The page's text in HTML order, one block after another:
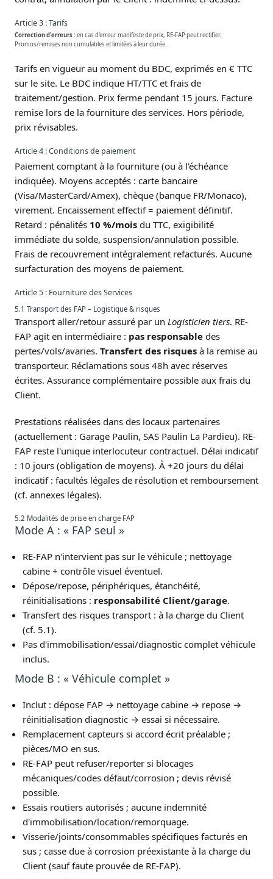
Article 3 : Tarifs
Correction d'erreurs : en cas d'erreur manifeste de prix, RE-FAP peut rectifier.
Promos/remises non cumulables et limitées à leur durée.
Tarifs en vigueur au moment du BDC, exprimés en € TTC
sur le site. Le BDC indique HT/TTC et frais de
traitement/gestion. Prix ferme pendant 15 jours. Facture
remise lors de la fourniture des services. Hors période,
prix révisables.
Article 4 : Conditions de paiement
Paiement comptant à la fourniture (ou à l'échéance
indiquée). Moyens acceptés : carte bancaire
(Visa/MasterCard/Amex), chèque (banque FR/Monaco),
virement. Encaissement effectif = paiement définitif.
Retard : pénalités 10 %/mois du TTC, exigibilité
immédiate du solde, suspension/annulation possible.
Frais de recouvrement intégralement refacturés. Aucune
surfacturation des moyens de paiement.
Article 5 : Fourniture des Services
5.1 Transport des FAP – Logistique & risques
Transport aller/retour assuré par un Logisticien tiers. RE-
FAP agit en intermédiaire : pas responsable des
pertes/vols/avaries. Transfert des risques à la remise au
transporteur. Réclamations sous 48h avec réserves
écrites. Assurance complémentaire possible aux frais du
Client.
Prestations réalisées dans des locaux partenaires
(actuellement : Garage Paulin, SAS Paulin La Pardieu). RE-
FAP reste l'unique interlocuteur contractuel. Délai indicatif
: 10 jours (obligation de moyens). À +20 jours du délai
indicatif : facultés légales de résolution et remboursement
(cf. annexes légales).
5.2 Modalités de prise en charge FAP
Mode A : « FAP seul »
RE-FAP n'intervient pas sur le véhicule ; nettoyage
cabine + contrôle visuel éventuel.
Dépose/repose, périphériques, étanchéité,
réinitialisations : responsabilité Client/garage.
Transfert des risques transport : à la charge du Client
(cf. 5.1).
Pas d'immobilisation/essai/diagnostic complet véhicule
inclus.
Mode B : « Véhicule complet »
Inclut : dépose FAP → nettoyage cabine → repose →
réinitialisation diagnostic → essai si nécessaire.
Remplacement capteurs si accord écrit préalable ;
pièces/MO en sus.
RE-FAP peut refuser/reporter si blocages
mécaniques/codes défaut/corrosion ; devis révisé
possible.
Essais routiers autorisés ; aucune indemnité
d'immobilisation/location/remorquage.
Visserie/joints/consommables spécifiques facturés en
sus ; casse due à corrosion préexistante à la charge du
Client (sauf faute prouvée de RE-FAP).